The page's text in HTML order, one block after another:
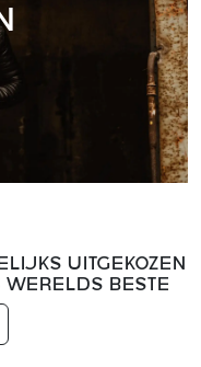
UITGEKOZEN
BESTE